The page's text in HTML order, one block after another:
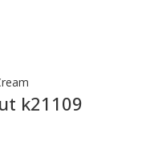
k21109